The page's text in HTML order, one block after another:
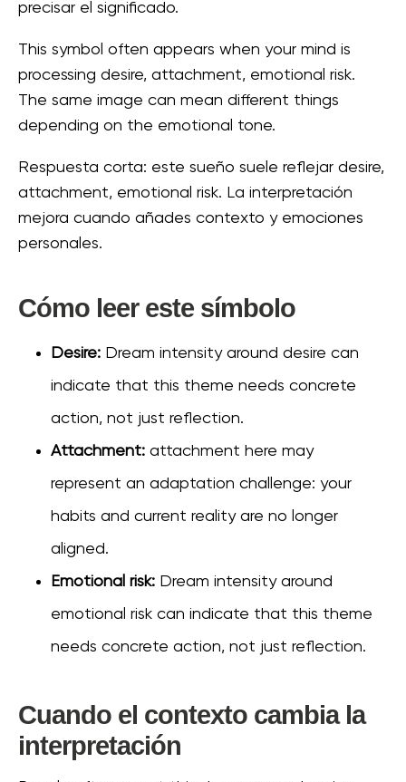
precisar el significado.
This symbol often appears when your mind is
processing desire, attachment, emotional risk.
The same image can mean different things
depending on the emotional tone.
Respuesta corta: este sueño suele reflejar desire,
attachment, emotional risk. La interpretación
mejora cuando añades contexto y emociones
personales.
Cómo leer este símbolo
Desire: Dream intensity around desire can
indicate that this theme needs concrete
action, not just reflection.
Attachment: attachment here may
represent an adaptation challenge: your
habits and current reality are no longer
aligned.
Emotional risk: Dream intensity around
emotional risk can indicate that this theme
needs concrete action, not just reflection.
Cuando el contexto cambia la
interpretación